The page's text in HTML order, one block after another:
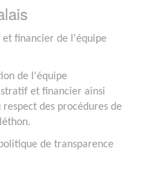
et financier de l'équipe
de l'équipe
et financier ainsi
des procédures de
de transparence